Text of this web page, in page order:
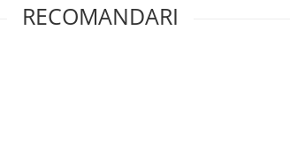
RECOMANDARI